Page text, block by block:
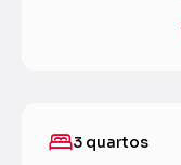
3 quartos